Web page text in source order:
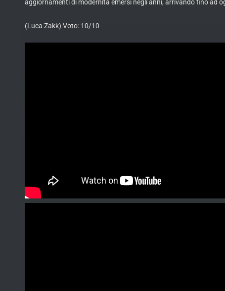
aggiornamenti di modernità emersi negli anni, arrivando fino ad
(Luca Zakk) Voto: 10/10